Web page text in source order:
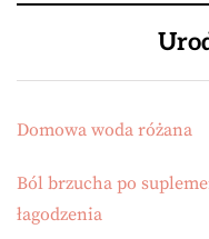
Domowa woda różana
Ból brzucha po
łagodzenia